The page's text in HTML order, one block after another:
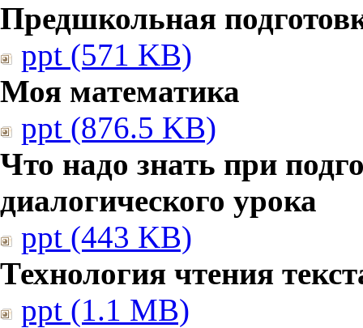
Предшкольная
ppt (571 KB)
Моя математика
ppt (876.5 KB)
Что надо знать при
диалогического урока
ppt (443 KB)
Технология чтения
ppt (1.1 MB)